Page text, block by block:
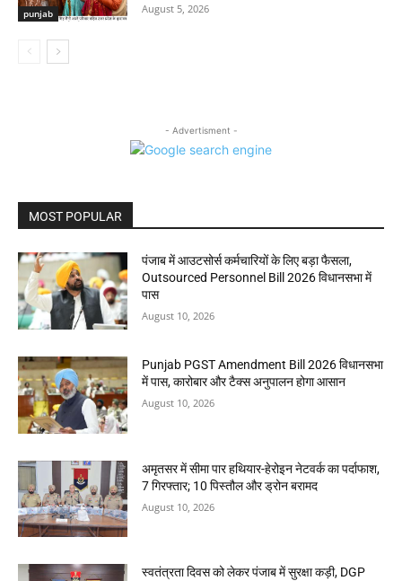
punjab August 5, 2026
- Advertisment -
MOST POPULAR
पंजाब में आउटसोर्स कर्मचारियों के लिए बड़ा फैसला,
Outsourced Personnel Bill 2026 विधानसभा में
पास
August 10, 2026
Punjab PGST Amendment Bill 2026 विधानसभा
में पास, कारोबार और टैक्स अनुपालन होगा आसान
August 10, 2026
अमृतसर में सीमा पार हथियार-हेरोइन नेटवर्क का पर्दाफाश,
7 गिरफ्तार; 10 पिस्तौल और ड्रोन बरामद
August 10, 2026
स्वतंत्रता दिवस को लेकर पंजाब में सुरक्षा कड़ी, DGP